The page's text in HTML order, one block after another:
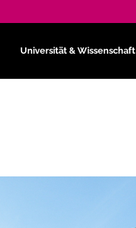
Universität & Wissenschaft